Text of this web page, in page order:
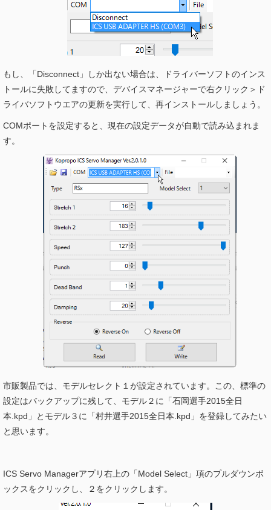
もし、「Disconnect」しか出ない場合は、ドライバーソフトのインス
トールに失敗してますので、デバイスマネージャーで右クリック＞ド
ライバソフトウエアの更新を実行して、再インストールしましょう。
COMポートを設定すると、現在の設定データが自動で読み込まれま
す。
市販製品では、モデルセレクト１が設定されています。この、標準の
設定はバックアップに残して、モデル２に「石岡選手2015全日
本.kpd」とモデル３に「村井選手2015全日本.kpd」を登録してみたい
と思います。
ICS Servo Managerアプリ右上の「Model Select」項のプルダウンボ
ックスをクリックし、２をクリックします。